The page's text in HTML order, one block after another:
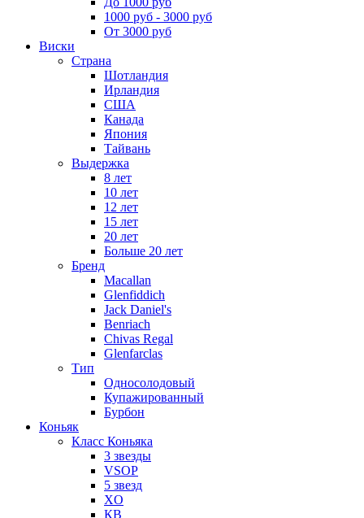
1000 руб - 3000 руб
От 3000 руб
Виски
Страна
Шотландия
Ирландия
США
Канада
Япония
Тайвань
Выдержка
8 лет
10 лет
12 лет
15 лет
20 лет
Больше 20 лет
Бренд
Macallan
Glenfiddich
Jack Daniel's
Benriach
Chivas Regal
Glenfarclas
Тип
Односолодовый
Купажированный
Бурбон
Коньяк
Класс Коньяка
3 звезды
VSOP
5 звезд
XO
КВ